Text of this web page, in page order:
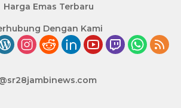
Harga Emas Terbaru
Dengan Kami